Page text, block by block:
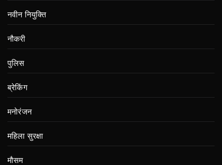
नवीन नियुक्ति
नौकरी
पुलिस
ब्रेकिंग
मनोरंजन
महिला सुरक्षा
मौसम